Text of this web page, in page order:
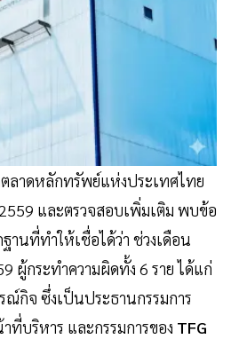
ลาดหลักทรัพย์แห่งประเทศไทย
และตรวจสอบเพิ่มเติม พบข้อ
านที่ทำให้เชื่อได้ว่า ช่วงเดือน
ผู้กระทำความผิดทั้ง 6 ราย ได้แก่
ณ์กิจ ซึ่งเป็นประธานกรรมการ
ที่บริหาร และกรรมการของ TFG